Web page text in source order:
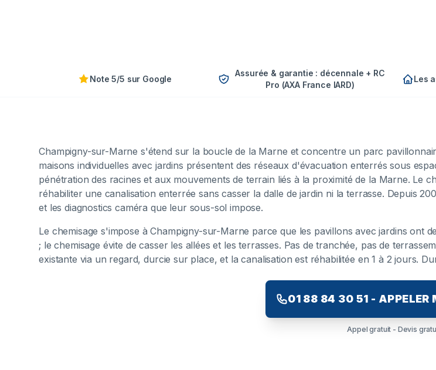
Note 5/5 sur Google
Assurée & garantie : décennale + RC
Pro (AXA France IARD)
Les
Champigny-sur-Marne s'étend sur la boucle de la Marne et concentre un parc
maisons individuelles avec jardins présentent des réseaux d'évacuation enterrés sous
pénétration des racines et aux mouvements de terrain liés à la proximité de la Marne. Le
réhabiliter une canalisation enterrée sans casser la dalle de jardin ni la terrasse. Depuis
et les diagnostics caméra que leur sous-sol impose.
Le chemisage s'impose à Champigny-sur-Marne parce que les pavillons avec jardins ont
; le chemisage évite de casser les allées et les terrasses. Pas de tranchée, pas de
existante via un regard, durcie sur place, et la canalisation est réhabilitée en 1 à 2 jours.
01 88 84 30 51 - APPELER
Appel gratuit - Devis